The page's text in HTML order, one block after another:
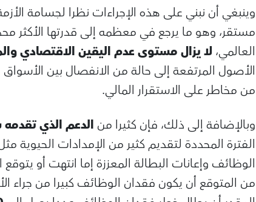
وينبغي أن نبني على هذه الإجراءات نظرا لجسامة
مستقر، وهو ما يرجع في معظمه إلى قدرتها الأكثر
العالمي،لا يزال مستوى عدم اليقين الاقتصادي
الأصول المرتفعة إلى حالة من الانفصال بين
من مخاطر على الاستقرار المالي.
وبالإضافة إلى ذلك، فإن كثيرا من الدعم الذي تقدمه
الفترة المحددة لتقديم كثير من الإمدادات الحيوية
الوظائف وإعانات البطالة المعززة إما انتهت أو يتوقع
من المتوقع أن يكون فقدان الوظائف كبيرا من جراء